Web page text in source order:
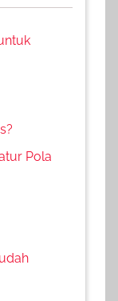
Pola